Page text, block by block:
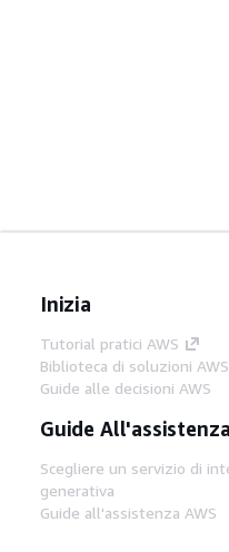
Inizia
Tutorial pratici AWS
Biblioteca di soluzioni AWS
Guide alle decisioni AWS
Guide All'assistenza
Scegliere un servizio di
generativa
Guide all'assistenza AWS